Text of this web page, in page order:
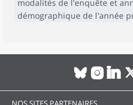
modalités de l'enquête et
démographique de l'année